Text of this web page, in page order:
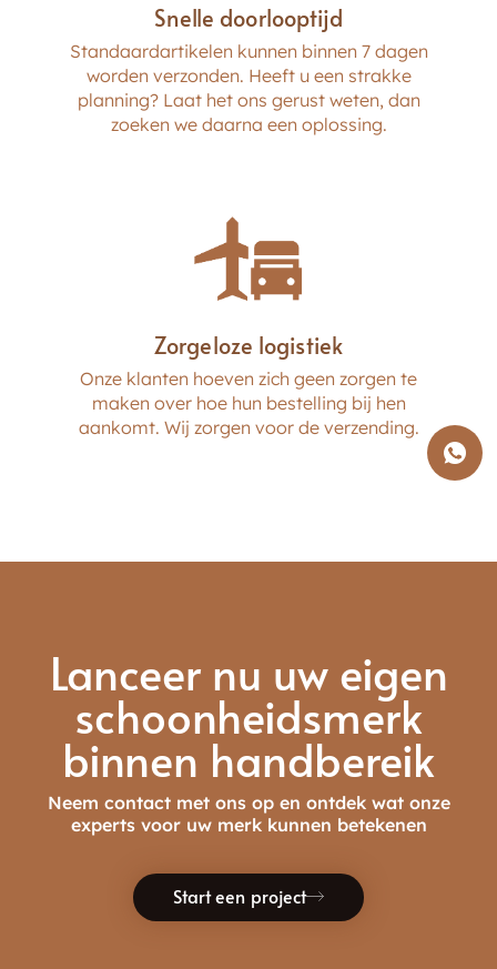
Snelle doorlooptijd
Standaardartikelen kunnen binnen 7 dagen
worden verzonden. Heeft u een strakke
planning? Laat het ons gerust weten, dan
zoeken we daarna een oplossing.
Zorgeloze logistiek
Onze klanten hoeven zich geen zorgen te
maken over hoe hun bestelling bij hen
aankomt. Wij zorgen voor de verzending.
Lanceer nu uw eigen
schoonheidsmerk
binnen handbereik
Neem contact met ons op en ontdek wat onze
experts voor uw merk kunnen betekenen
Start een project